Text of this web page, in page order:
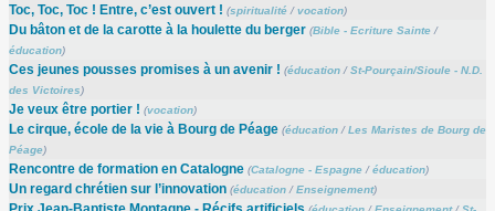
Toc, Toc, Toc ! Entre, c’est ouvert ! (spiritualité/vocation)
Du bâton et de la carotte à la houlette du berger (Bible - Ecriture Sainte/
éducation)
Ces jeunes pousses promises à un avenir ! (éducation/St-Pourçain/Sioule - N.D.
des Victoires)
Je veux être portier ! (vocation)
Le cirque, école de la vie à Bourg de Péage (éducation/Les Maristes de Bourg de
Péage)
Rencontre de formation en Catalogne (Catalogne - Espagne/éducation)
Un regard chrétien sur l’innovation (éducation/Enseignement)